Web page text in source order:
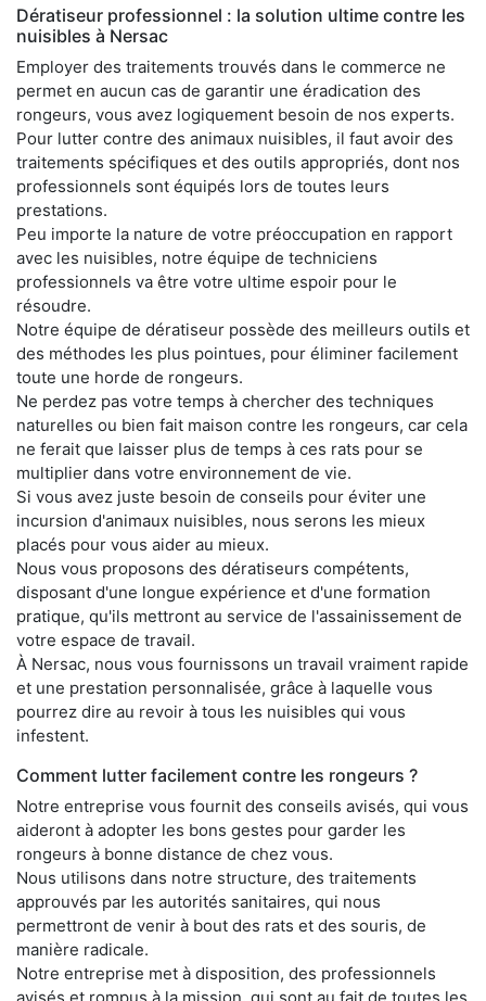
Dératiseur professionnel : la solution ultime contre les
nuisibles à Nersac
Employer des traitements trouvés dans le commerce ne
permet en aucun cas de garantir une éradication des
rongeurs, vous avez logiquement besoin de nos experts.
Pour lutter contre des animaux nuisibles, il faut avoir des
traitements spécifiques et des outils appropriés, dont nos
professionnels sont équipés lors de toutes leurs
prestations.
Peu importe la nature de votre préoccupation en rapport
avec les nuisibles, notre équipe de techniciens
professionnels va être votre ultime espoir pour le
résoudre.
Notre équipe de dératiseur possède des meilleurs outils et
des méthodes les plus pointues, pour éliminer facilement
toute une horde de rongeurs.
Ne perdez pas votre temps à chercher des techniques
naturelles ou bien fait maison contre les rongeurs, car cela
ne ferait que laisser plus de temps à ces rats pour se
multiplier dans votre environnement de vie.
Si vous avez juste besoin de conseils pour éviter une
incursion d'animaux nuisibles, nous serons les mieux
placés pour vous aider au mieux.
Nous vous proposons des dératiseurs compétents,
disposant d'une longue expérience et d'une formation
pratique, qu'ils mettront au service de l'assainissement de
votre espace de travail.
À Nersac, nous vous fournissons un travail vraiment rapide
et une prestation personnalisée, grâce à laquelle vous
pourrez dire au revoir à tous les nuisibles qui vous
infestent.
Comment lutter facilement contre les rongeurs ?
Notre entreprise vous fournit des conseils avisés, qui vous
aideront à adopter les bons gestes pour garder les
rongeurs à bonne distance de chez vous.
Nous utilisons dans notre structure, des traitements
approuvés par les autorités sanitaires, qui nous
permettront de venir à bout des rats et des souris, de
manière radicale.
Notre entreprise met à disposition, des professionnels